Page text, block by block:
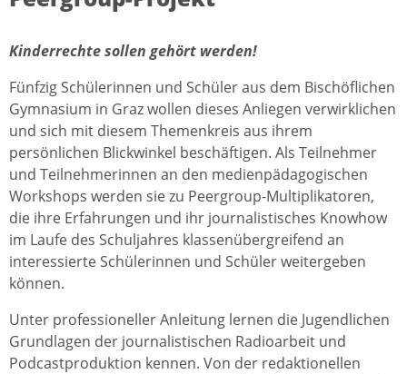
Kinderrechte sollen gehört werden!
Fünfzig Schülerinnen und Schüler aus dem Bischöflichen
Gymnasium in Graz wollen dieses Anliegen verwirklichen
und sich mit diesem Themenkreis aus ihrem
persönlichen Blickwinkel beschäftigen. Als Teilnehmer
und Teilnehmerinnen an den medienpädagogischen
Workshops werden sie zu Peergroup-Multiplikatoren,
die ihre Erfahrungen und ihr journalistisches Knowhow
im Laufe des Schuljahres klassenübergreifend an
interessierte Schülerinnen und Schüler weitergeben
können.
Unter professioneller Anleitung lernen die Jugendlichen
Grundlagen der journalistischen Radioarbeit und
Podcastproduktion kennen. Von der redaktionellen